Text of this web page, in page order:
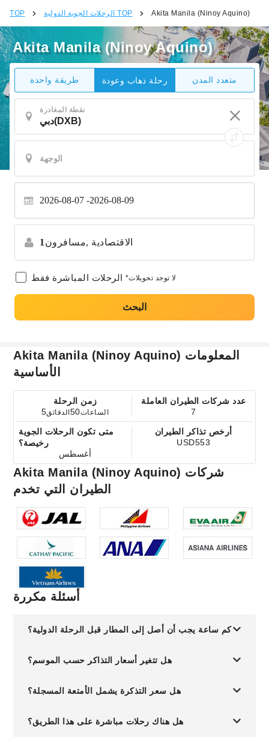
TOP الرحلات الجوية الدولية TOP Akita Manila (Ninoy Aquino)
Akita Manila (Ninoy Aquino)
طريقة واحدة رحلة ذهاب وعودة متعدد المدن
نقطة المغادرة
2026-08-07 2026-08-09
1 مسافرون, الاقتصادية
الرحلات المباشرة فقط *لا توجد تحويلات
البحث
Akita Manila (Ninoy Aquino) المعلومات
الأساسية
زمن الرحلة
5
الساعات50 الدقائق
عدد شركات الطيران العاملة
7
متى تكون الرحلات الجوية
رخيصة؟
أغسطس
أرخص تذاكر الطيران
USD553
Akita Manila (Ninoy Aquino) شركات
الطيران التي تخدم
أسئلة مكررة
كم ساعة يجب أن أصل إلى المطار قبل الرحلة الدولية؟
هل تتغير أسعار التذاكر حسب الموسم؟
هل سعر التذكرة يشمل الأمتعة المسجلة؟
هل هناك رحلات مباشرة على هذا الطريق؟